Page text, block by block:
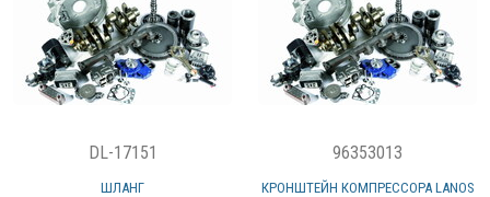
DL-17151
ШЛАНГ
96353013
КРОНШТЕЙН КОМПРЕССОРА LANOS